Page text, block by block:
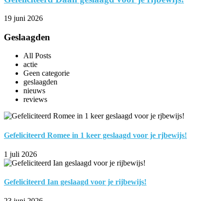
19 juni 2026
Geslaagden
All Posts
actie
Geen categorie
geslaagden
nieuws
reviews
Gefeliciteerd Romee in 1 keer geslaagd voor je rjbewijs!
1 juli 2026
Gefeliciteerd Ian geslaagd voor je rijbewijs!